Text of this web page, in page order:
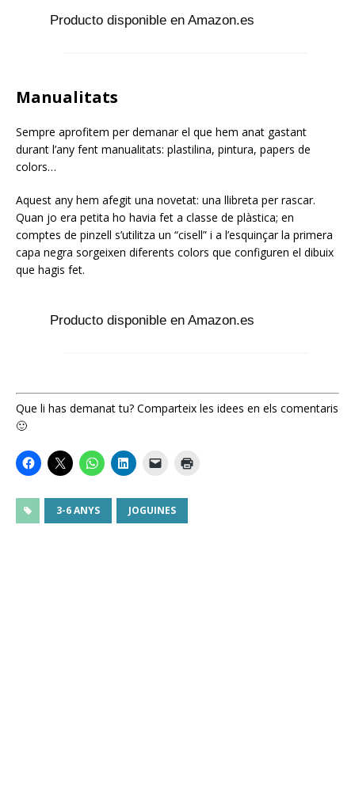
Producto disponible en Amazon.es
Manualitats
Sempre aprofitem per demanar el que hem anat gastant
durant l’any fent manualitats: plastilina, pintura, papers de
colors…
Aquest any hem afegit una novetat: una llibreta per rascar.
Quan jo era petita ho havia fet a classe de plàstica; en
comptes de pinzell s’utilitza un “cisell” i a l’esquinçar la primera
capa negra sorgeixen diferents colors que configuren el dibuix
que hagis fet.
Producto disponible en Amazon.es
Que li has demanat tu? Comparteix les idees en els comentaris
🙂
3-6 ANYS JOGUINES